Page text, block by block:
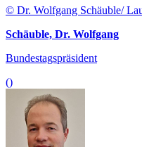
© Dr. Wolfgang Schäuble/
Schäuble, Dr. Wolfgang
Bundestagspräsident
()